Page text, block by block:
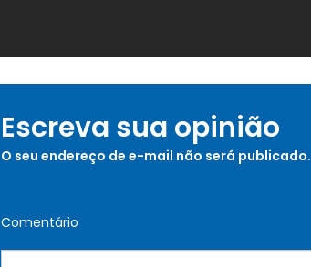
Escreva sua opinião
O seu endereço de e-mail não será publicado.
Comentário